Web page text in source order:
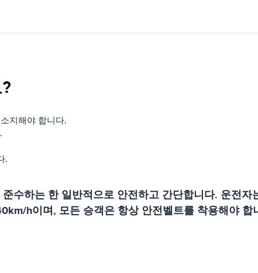
지해야 합니다.
.
수하는 한 일반적으로 안전하고 간단합니다. 운전
h이며, 모든 승객은 항상 안전벨트를 착용해야